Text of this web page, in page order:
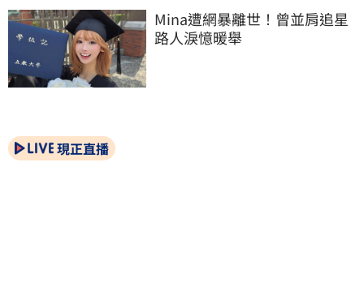
Mina遭網暴離世！曾並肩追星
路人淚憶暖舉
現正直播